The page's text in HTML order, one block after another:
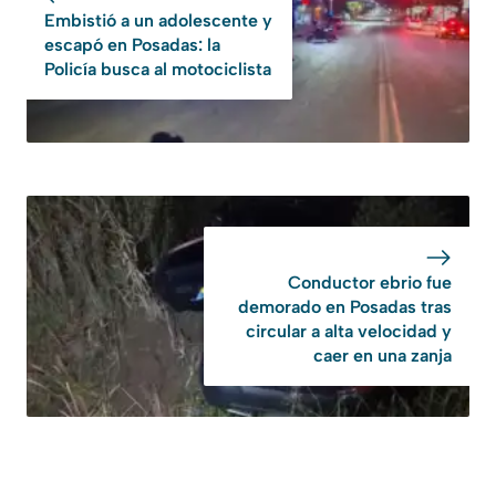
Embistió a un adolescente y
escapó en Posadas: la
Policía busca al motociclista
Conductor ebrio fue
demorado en Posadas tras
circular a alta velocidad y
caer en una zanja